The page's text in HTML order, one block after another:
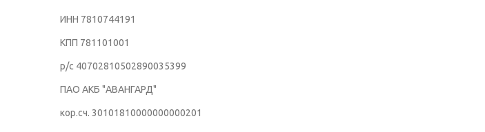
ИНН 7810744191
КПП 781101001
р/с 40702810502890035399
ПАО АКБ "АВАНГАРД"
кор.сч. 30101810000000000201